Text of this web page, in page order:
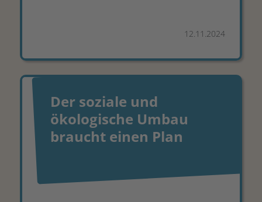
12.11.2024
Der soziale und
ökologische Umbau
braucht einen Plan